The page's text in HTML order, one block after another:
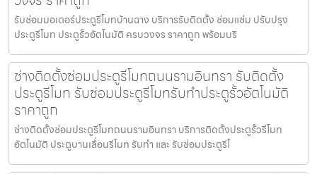
รับซ่อมมอเตอร์ประตูรีโมทบ้านฉาง บริการรับติดตั้ง ซ่อมแซ่ม ปรับปรุง
ประตูรีโมท ประตูรั้วอัตโนมัติ ครบวงจร ราคาถูก พร้อมบริ
ช่างติดตั้งซ่อมประตูรีโมทถนนรามอินทรา รับติดตั้ง
ประตูรีโมท รับซ่อมประตูรีโมทรับทำประตูรั้วอัตโนมัติ
ราคาถูก
ช่างติดตั้งซ่อมประตูรีโมทถนนรามอินทรา บริการติดตั้งประตูรั้วรีโมท
อัตโนมัติ ประตูบานเลื่อนรีโมท รับทำ และ รับซ่อมประตูรีโ